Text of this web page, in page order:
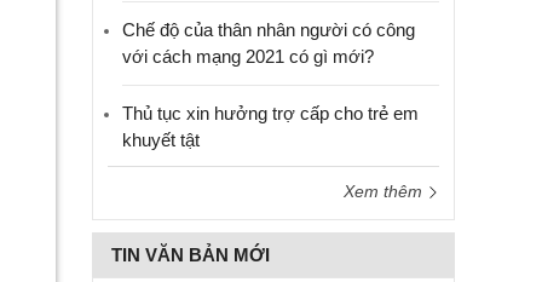
Chế độ của thân nhân người có công
với cách mạng 2021 có gì mới?
Thủ tục xin hưởng trợ cấp cho trẻ em
khuyết tật
Xem thêm
TIN VĂN BẢN MỚI